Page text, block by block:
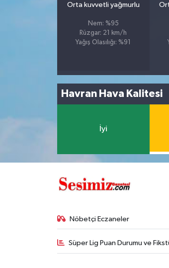
Orta kuvvetli yağmurlu
Nem: %95
Rüzgar: 21 km/h
Yağış Olasılığı: %91
Havran Hava Kalitesi
İyi
Nöbetçi Eczaneler
Süper Lig Puan Durumu ve